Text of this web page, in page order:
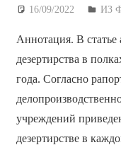
16/09/2022 ИЗ
Аннотация. В статье
дезертирства в
года. Согласно
учреждений
дезертирстве в